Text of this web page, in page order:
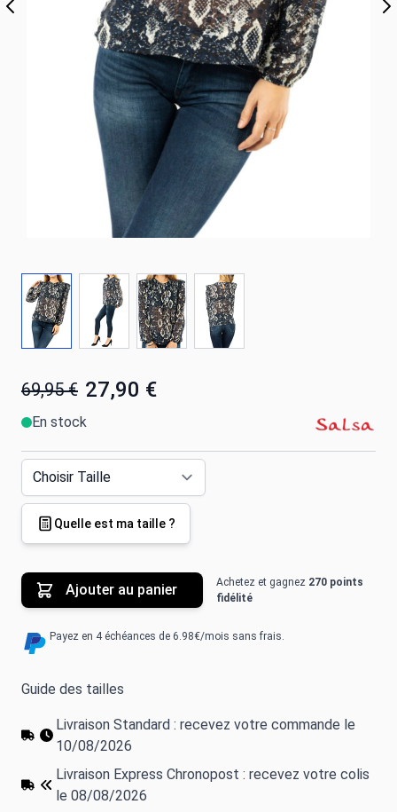
69,95 € 27,90 €
En stock
Quelle est ma taille ?
Ajouter au panier Achetez et gagnez 270 points
fidélité
Payez en 4 échéances de 6.98€/mois sans frais.
Guide des tailles
Livraison Standard : recevez votre commande le
10/08/2026
Livraison Express Chronopost : recevez votre colis
le 08/08/2026